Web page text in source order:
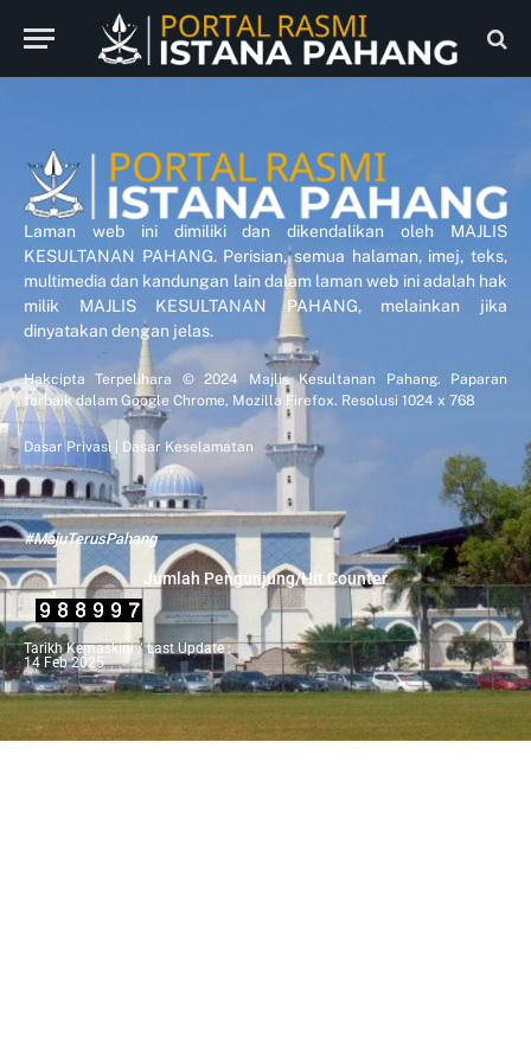
Laman web ini dimiliki dan dikendalikan oleh MAJLIS
KESULTANAN PAHANG. Perisian, semua halaman, imej, teks,
multimedia dan kandungan lain dalam laman web ini adalah hak
milik MAJLIS KESULTANAN PAHANG, melainkan jika
dinyatakan dengan jelas.
Hakcipta Terpelihara © 2024 Majlis Kesultanan Pahang. Paparan
terbaik dalam Google Chrome, Mozilla Firefox. Resolusi 1024 x 768
Dasar Privasi Dasar Keselamatan
#MajuTerusPahang
Jumlah Pengunjung/Hit Counter
Tarikh Kemaskini / Last Update :
14 Feb 2025